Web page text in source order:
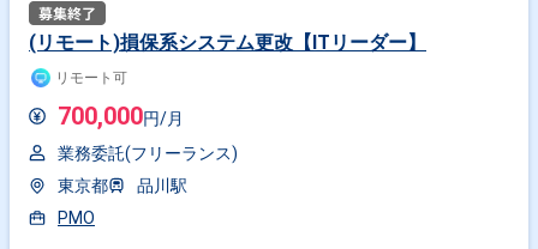
あり）。 【勤務曜日について】 大手自動車メーカー基準のカレンダーで
の稼働となるため、月-金曜日以外に祝日勤務が発生する場合があります。
(リモート)損保系システム更改【ITリーダー】
リモート可
700,000円/月
業務委託(フリーランス)
東京都
品川駅
PMO